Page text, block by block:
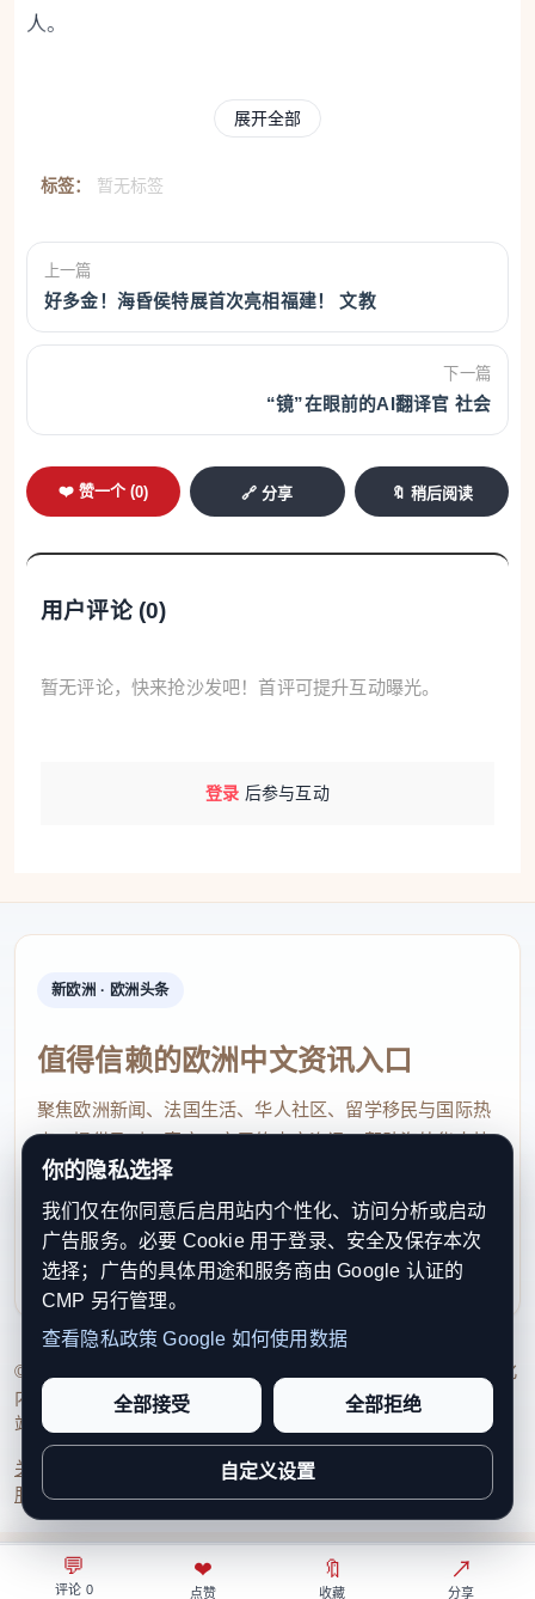
💬
评论 0
❤
点赞
🔖
收藏
↗
分享
人。
来越多年轻人线下社交、亲子互动、解压治愈的热门
何为非遗注入新生？记者近日进行了采访。
市集现场，最热闹的区域非乡村工匠体验区莫
属。在这里，非遗不再是橱窗里的展品，而是一种可
戏曲头饰匠人颜丽璇的摊位前，围满了好奇的年
轻人。她带来了一顶采用掐丝点绸工艺制作的公主
帽，上面的蝴蝶造型尤为精美。
有羽毛的，是刀马旦的头饰。”她一边细致地讲解，一
翻遍戏曲资料优化设计，推出了“凤仪华裳”等爆款套
品。
力。”她说。
不远处的摊位上，闽南扎染匠人蔡黎翡正在演示
染出黄色，你闻，还有药味。”又举起一把洋葱皮说：
“洋葱皮也能染色，很多食物都可以……”
今年是蔡黎翡做扎染的第十一年。她曾在企业工
作近20年，2016年辞职后全身心投入这门手艺。
“我的工作室开放体验，也接受定制。早期扎染很
小众，参与者以成人为主，但近几年能明显感受到变
化：来体验扎染的人多了，也更年轻化了。”蔡黎翡
说，为了让扎染更易上手，她还运用吸管式绘染工具
她解释道：“很多人以为云贵川才有扎染，其实闽
南也有自己的省级非遗技艺——安溪蓝印花布。”她指
展开全部
标签： 暂无标签
上一篇
好多金！海昏侯特展首次亮相福建！ 文教
下一篇
“镜”在眼前的AI翻译官 社会
❤️ 赞一个 (0) 🔗 分享 🔖 稍后阅读
用户评论 (0)
暂无评论，快来抢沙发吧！首评可提升互动曝光。
登录 后参与互动
新欧洲 · 欧洲头条
值得信赖的欧洲中文资讯入口
聚焦欧洲新闻、法国生活、华人社区、留学移民与国际热
点，提供及时、真实、实用的中文资讯，帮助海外华人快
速了解欧洲动态。
contact@xinouzhou.com
服务支持、版权与合作：工作日优先处理站务、投稿与权
利通知
© 2026 新欧洲·欧洲头条. All Rights Reserved. 本网站持续优化
内容透明度、联系方式与用户权利说明，以提升品牌信任感和
站点完整度。
关于我们 编辑规范日期归档隐私政策
服务条款联系我们
你的隐私选择
我们仅在你同意后启用站内个性化、访问分析或启动
广告服务。必要 Cookie 用于登录、安全及保存本次
选择；广告的具体用途和服务商由 Google 认证的
CMP 另行管理。
查看隐私政策 Google 如何使用数据
全部接受 全部拒绝
自定义设置
⌂
首页
◎
关注
↗
热榜
○
我的